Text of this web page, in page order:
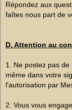
Répondez aux
faîtes nous part de
D. Attention au
1. Ne postez pas
même dans votre
l'autorisation par
2. Vous vous